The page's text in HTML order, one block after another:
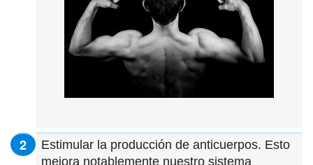
Estimular la producción de anticuerpos. Esto
mejora notablemente nuestro sistema